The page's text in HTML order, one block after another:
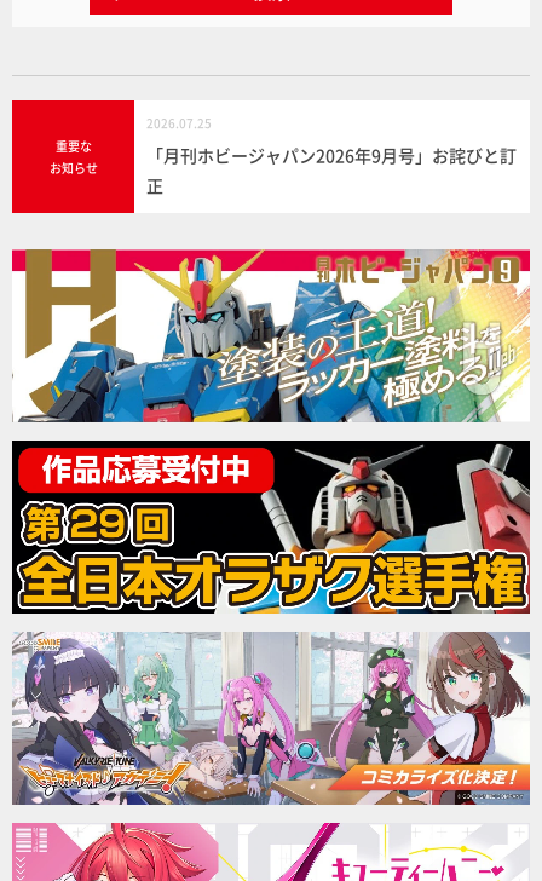
重要な
お知らせ
2026.07.25
「月刊ホビージャパン2026年9月号」お詫びと訂
正